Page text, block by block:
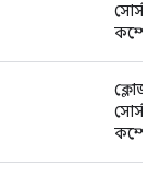
সোর্স
ক্লোজড
সোর্স